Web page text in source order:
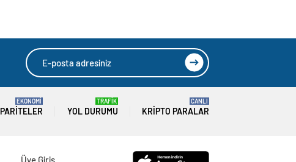
PARITELER
EKONOMİ
YOL DURUMU
TRAFİK
KRIPTO PARALAR
CANLI
Üye Giriş